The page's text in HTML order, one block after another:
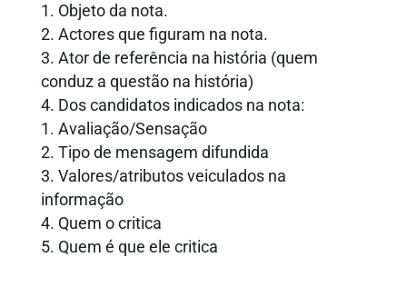
Objeto da nota.
Actores que figuram na nota.
Ator de referência na história (quem
conduz a questão na história)
Dos candidatos indicados na nota:
Avaliação/Sensação
Tipo de mensagem difundida
Valores/atributos veiculados na
informação
Quem o critica
Quem é que ele critica